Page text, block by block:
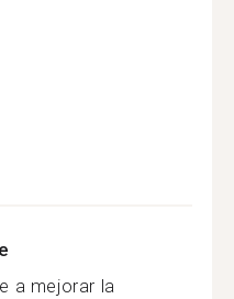
a mejorar la